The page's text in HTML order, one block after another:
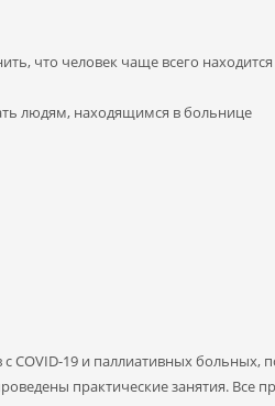
что человек чаще всего находится
людям, находящимся в больнице
COVID-19 и паллиативных
практические занятия.